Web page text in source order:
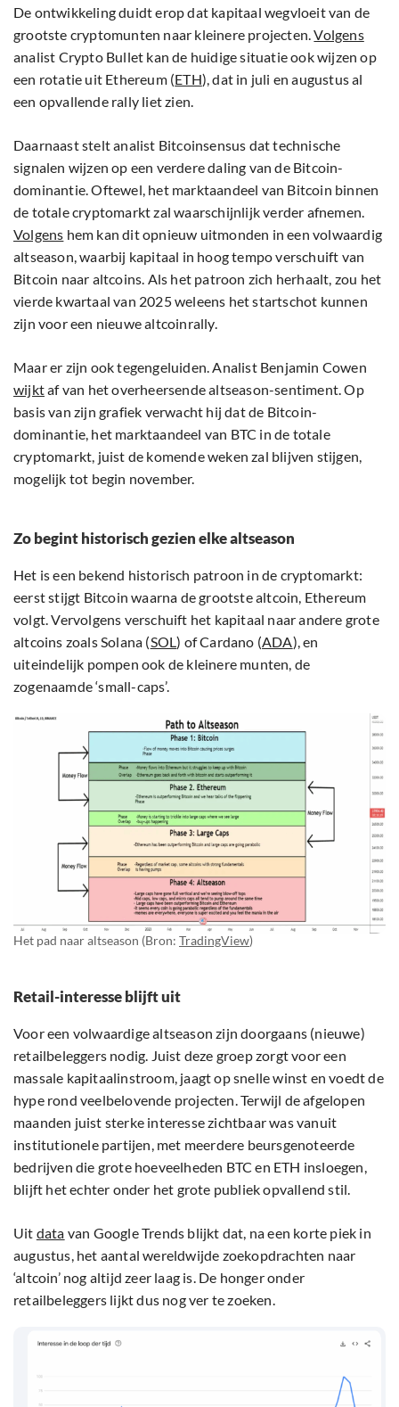
De ontwikkeling duidt erop dat kapitaal wegvloeit van de
grootste cryptomunten naar kleinere projecten.Volgens
analist Crypto Bullet kan de huidige situatie ook wijzen op
een rotatie uit Ethereum (ETH), dat in juli en augustus al
een opvallende rally liet zien.
Daarnaast stelt analist Bitcoinsensus dat technische
signalen wijzen op een verdere daling van de Bitcoin-
dominantie. Oftewel, het marktaandeel van Bitcoin binnen
de totale cryptomarkt zal waarschijnlijk verder afnemen.
Volgens hem kan dit opnieuw uitmonden in een volwaardig
altseason, waarbij kapitaal in hoog tempo verschuift van
Bitcoin naar altcoins. Als het patroon zich herhaalt, zou het
vierde kwartaal van 2025 weleens het startschot kunnen
zijn voor een nieuwe altcoinrally.
Maar er zijn ook tegengeluiden. Analist Benjamin Cowen
wijktaf van het overheersende altseason-sentiment. Op
basis van zijn grafiek verwacht hij dat de Bitcoin-
dominantie, het marktaandeel van BTC in de totale
cryptomarkt, juist de komende weken zal blijven stijgen,
mogelijk tot begin november.
Zo begint historisch gezien elke altseason
Het is een bekend historisch patroon in de cryptomarkt:
eerst stijgt Bitcoin waarna de grootste altcoin, Ethereum
volgt. Vervolgens verschuift het kapitaal naar andere grote
altcoins zoals Solana (SOL) of Cardano (ADA), en
uiteindelijk pompen ook de kleinere munten, de
zogenaamde ‘small-caps’.
Het pad naar altseason (Bron: TradingView)
Retail-interesse blijft uit
Voor een volwaardige altseason zijn doorgaans (nieuwe)
retailbeleggers nodig. Juist deze groep zorgt voor een
massale kapitaalinstroom, jaagt op snelle winst en voedt de
hype rond veelbelovende projecten. Terwijl de afgelopen
maanden juist sterke interesse zichtbaar was vanuit
institutionele partijen, met meerdere beursgenoteerde
bedrijven die grote hoeveelheden BTC en ETH insloegen,
blijft het echter onder het grote publiek opvallend stil.
Uit data van Google Trends blijkt dat, na een korte piek in
augustus, het aantal wereldwijde zoekopdrachten naar
‘altcoin’ nog altijd zeer laag is. De honger onder
retailbeleggers lijkt dus nog ver te zoeken.